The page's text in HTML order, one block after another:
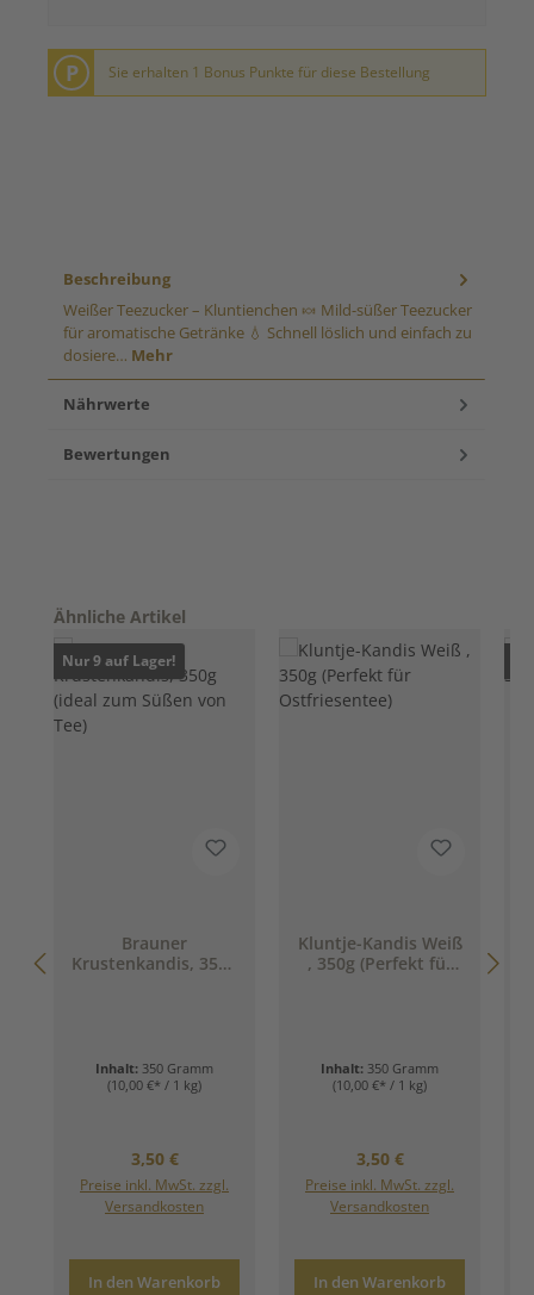
P Sie erhalten 1 Bonus Punkte für diese Bestellung
Beschreibung
Weißer Teezucker – Kluntienchen 🍬 Mild-süßer Teezucker
für aromatische Getränke 💧 Schnell löslich und einfach zu
dosiere… Mehr
Nährwerte
Bewertungen
Produktgalerie überspringen
Ähnliche Artikel
Nur 9 auf Lager!
Brauner
Krustenkandis, 350g
Inhalt: 350 Gramm
(10,00 €* / 1 kg)
Regulärer Preis:
3,50 €
Preise inkl. MwSt. zzgl.
Versandkosten
In den Warenkorb
Kluntje-Kandis Weiß
, 350g (Perfekt für
Inhalt: 350 Gramm
(10,00 €* / 1 kg)
Regulärer Preis:
3,50 €
Preise inkl. MwSt. zzgl.
Versandkosten
In den Warenkorb